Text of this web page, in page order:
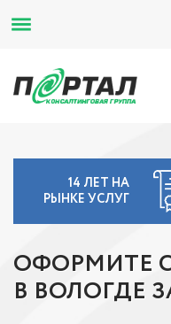
14 ЛЕТ НА
РЫНКЕ УСЛУГ
ОФОРМИТЕ
В ВОЛОГДЕ